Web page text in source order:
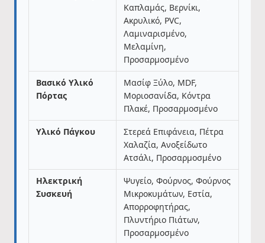
Καπλαμάς, Βερνίκι,
Ακρυλικό, PVC,
Λαμιναρισμένο,
Μελαμίνη,
Προσαρμοσμένο
Βασικό Υλικό
Πόρτας
Μασίφ Ξύλο, MDF,
Μοριοσανίδα, Κόντρα
Πλακέ, Προσαρμοσμένο
Υλικό Πάγκου
Στερεά Επιφάνεια, Πέτρα
Χαλαζία, Ανοξείδωτο
Ατσάλι, Προσαρμοσμένο
Ηλεκτρική
Συσκευή
Ψυγείο, Φούρνος, Φούρνος
Μικροκυμάτων, Εστία,
Απορροφητήρας,
Πλυντήριο Πιάτων,
Προσαρμοσμένο